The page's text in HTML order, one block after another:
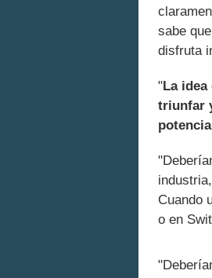
sabe
disfruta
"La
triunfar
Cuando
o en